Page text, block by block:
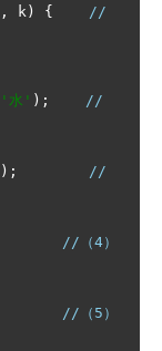
, k ) {
//
'水' );
//
);
//
//（4）
//（5）